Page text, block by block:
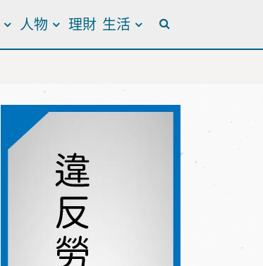
人物 理財 生活
全站搜尋